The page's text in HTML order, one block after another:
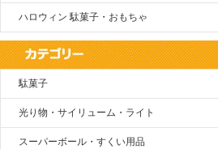
ハロウィン 駄菓子・おもちゃ
駄菓子
光り物・サイリューム・ライト
スーパーボール・すくい用品